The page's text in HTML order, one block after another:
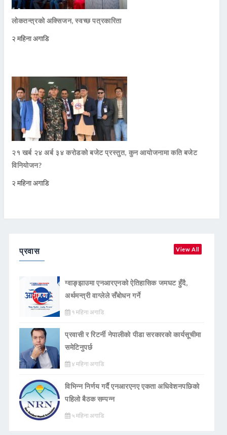
लोकतन्त्रको अक्सिजन, स्वच्छ पत्रकारिता
२ महिना अगाडि
२१ खर्ब २४ अर्ब ३४ करोडको बजेट प्रस्तुत, कुन आयोजनामा कति बजेट
विनियोजन?
२ महिना अगाडि
प्रवास View All
ग्वाङ्झाउमा एनआरएनको ऐतिहासिक जमघट हुँदै,
अर्थमन्त्री वाग्लेले सँबोधन गर्ने
१ महिना अगाडि
प्रवासी र रिटर्नी नेपालीको पीडा सरकारको कार्यसूचीमा
समेटिनुपर्छ
४ महिना अगाडि
विभिन्न निर्णय गर्दै एनआरएनए एकता अधिवेशनपछिको
पहिलो बैठक सम्पन्न
५ महिना अगाडि